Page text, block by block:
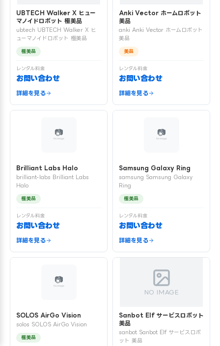
UBTECH Walker X ヒュー
マノイドロボット 極美品
ubtech UBTECH Walker X ヒ
ューマノイドロボット 極美品
極美品
レンタル料金
お問い合わせ
詳細を見る
Anki Vector ホームロボット
美品
anki Anki Vector ホームロボット
美品
美品
レンタル料金
お問い合わせ
詳細を見る
Brilliant Labs Halo
brilliant-labs Brilliant Labs
Halo
極美品
レンタル料金
お問い合わせ
詳細を見る
Samsung Galaxy Ring
samsung Samsung Galaxy
Ring
極美品
レンタル料金
お問い合わせ
詳細を見る
SOLOS AirGo Vision
solos SOLOS AirGo Vision
極美品
NO IMAGE
Sanbot Elf サービスロボット
美品
sanbot Sanbot Elf サービスロボ
ット 美品